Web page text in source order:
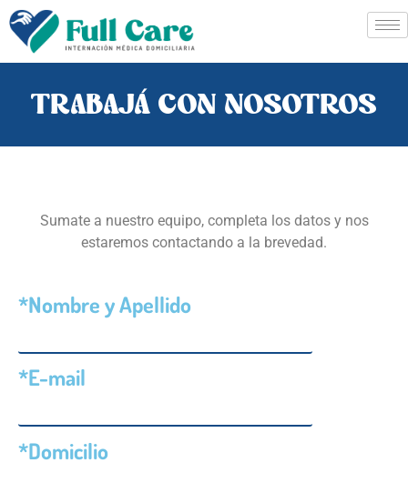
TRABAJÁ CON NOSOTROS
Sumate a nuestro equipo, completa los datos y nos
estaremos contactando a la brevedad.
*Nombre y Apellido
*E-mail
*Domicilio